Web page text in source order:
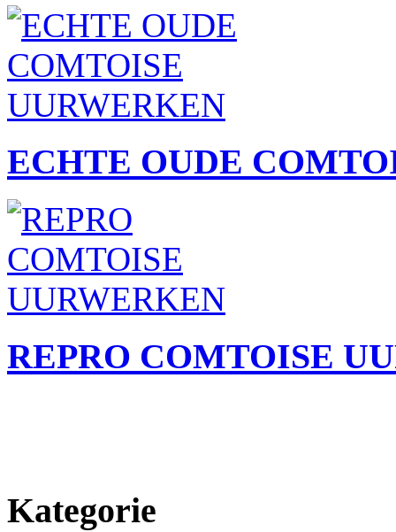
ECHTE OUDE
REPRO COMTOISE
Kategorie